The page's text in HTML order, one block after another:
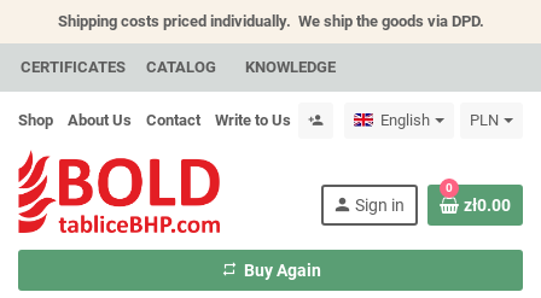
Shipping costs priced individually. We ship the goods via DPD.
CERTIFICATES CATALOG KNOWLEDGE
Shop About Us Contact Write to Us person_add English PLN
person Sign in
repeat Buy Again
0
zł0.00